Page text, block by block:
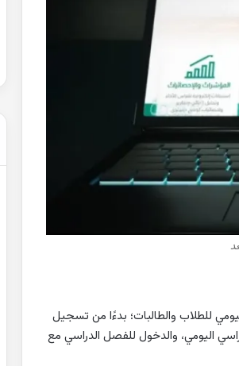
للطلاب والطالبات؛ بدءًا من تسجيل
اليومي، والدخول للفصل الدراسي مع
الرياضيات الجزائر